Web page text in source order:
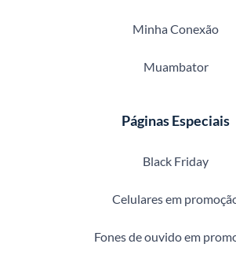
Minha Conexão
Muambator
Páginas Especiais
Black Friday
Celulares em
Fones de ouvido em